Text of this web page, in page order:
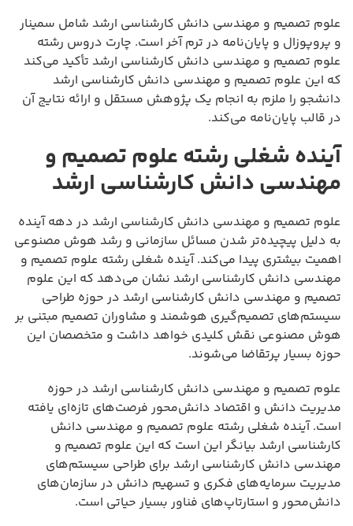
علوم تصمیم و مهندسی دانش کارشناسی ارشد شامل سمینار
و پروپوزال و پایان‌نامه در ترم آخر است. چارت دروس رشته
علوم تصمیم و مهندسی دانش کارشناسی ارشد تأکید می‌کند
که این علوم تصمیم و مهندسی دانش کارشناسی ارشد
دانشجو را ملزم به انجام یک پژوهش مستقل و ارائه نتایج آن
در قالب پایان‌نامه می‌کند.
آینده شغلی رشته علوم تصمیم و
مهندسی دانش کارشناسی ارشد
علوم تصمیم و مهندسی دانش کارشناسی ارشد در دهه آینده
به دلیل پیچیده‌تر شدن مسائل سازمانی و رشد هوش مصنوعی
اهمیت بیشتری پیدا می‌کند. آینده شغلی رشته علوم تصمیم و
مهندسی دانش کارشناسی ارشد نشان می‌دهد که این علوم
تصمیم و مهندسی دانش کارشناسی ارشد در حوزه طراحی
سیستم‌های تصمیم‌گیری هوشمند و مشاوران تصمیم مبتنی بر
هوش مصنوعی نقش کلیدی خواهد داشت و متخصصان این
حوزه بسیار پرتقاضا می‌شوند.
علوم تصمیم و مهندسی دانش کارشناسی ارشد در حوزه
مدیریت دانش و اقتصاد دانش‌محور فرصت‌های تازه‌ای یافته
است. آینده شغلی رشته علوم تصمیم و مهندسی دانش
کارشناسی ارشد بیانگر این است که این علوم تصمیم و
مهندسی دانش کارشناسی ارشد برای طراحی سیستم‌های
مدیریت سرمایه‌های فکری و تسهیم دانش در سازمان‌های
دانش‌محور و استارتاپ‌های فناور بسیار حیاتی است.